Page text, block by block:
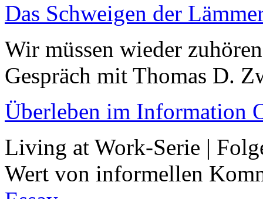
Das Schweigen der
Wir müssen wieder
Gespräch mit Thomas D.
Überleben im Information
Living at Work-Serie |
Wert von informellen